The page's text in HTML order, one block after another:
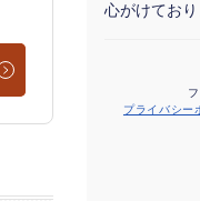
心がけており
プライバシー